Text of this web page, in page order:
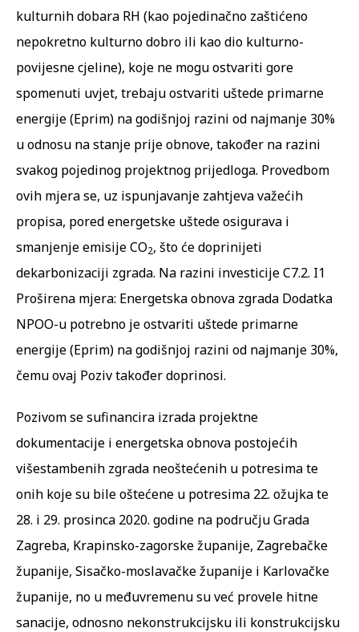
kulturnih dobara RH (kao pojedinačno zaštićeno
nepokretno kulturno dobro ili kao dio kulturno-
povijesne cjeline), koje ne mogu ostvariti gore
spomenuti uvjet, trebaju ostvariti uštede primarne
energije (Eprim) na godišnjoj razini od najmanje 30%
u odnosu na stanje prije obnove, također na razini
svakog pojedinog projektnog prijedloga. Provedbom
ovih mjera se, uz ispunjavanje zahtjeva važećih
propisa, pored energetske uštede osigurava i
smanjenje emisije CO2, što će doprinijeti
dekarbonizaciji zgrada. Na razini investicije C7.2. I1
Proširena mjera: Energetska obnova zgrada Dodatka
NPOO-u potrebno je ostvariti uštede primarne
energije (Eprim) na godišnjoj razini od najmanje 30%,
čemu ovaj Poziv također doprinosi.
Pozivom se sufinancira izrada projektne
dokumentacije i energetska obnova postojećih
višestambenih zgrada neoštećenih u potresima te
onih koje su bile oštećene u potresima 22. ožujka te
28. i 29. prosinca 2020. godine na području Grada
Zagreba, Krapinsko-zagorske županije, Zagrebačke
županije, Sisačko-moslavačke županije i Karlovačke
županije, no u međuvremenu su već provele hitne
sanacije, odnosno nekonstrukcijsku ili konstrukcijsku